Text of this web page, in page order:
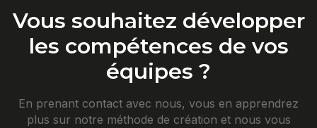
Vous souhaitez développer
les compétences de vos
équipes ?
En prenant contact avec nous, vous en apprendrez
plus sur notre méthode de création et nous vous